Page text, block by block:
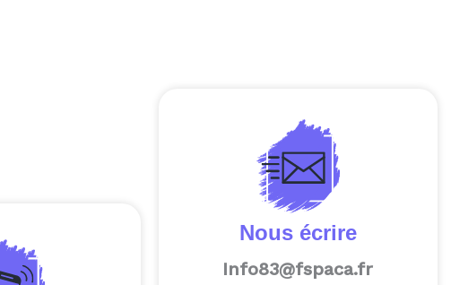
Nous écrire
Info83@fspaca.fr